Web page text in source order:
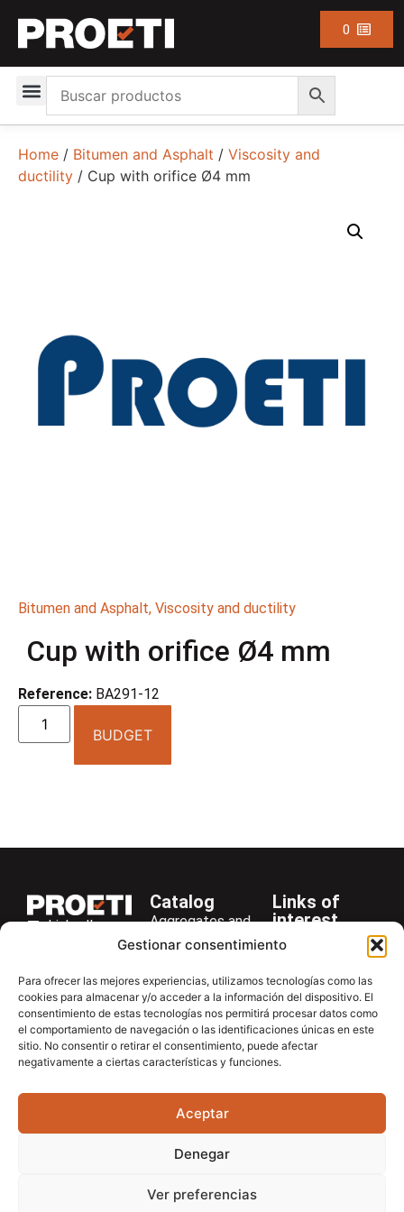
Gestionar consentimiento
Para ofrecer las mejores experiencias, utilizamos tecnologías como las
cookies para almacenar y/o acceder a la información del dispositivo. El
consentimiento de estas tecnologías nos permitirá procesar datos como
el comportamiento de navegación o las identificaciones únicas en este
sitio. No consentir o retirar el consentimiento, puede afectar
negativamente a ciertas características y funciones.
Aceptar
Denegar
Ver preferencias
0
Home / Bitumen and Asphalt / Viscosity and
ductility / Cup with orifice Ø4 mm
Bitumen and Asphalt, Viscosity and ductility
Cup with orifice Ø4 mm
Reference: BA291-12
BUDGET
LinkedIn
+34 916 28
29 40
proetisa@proetisa.com
Ctra de
Algete, Av
M-106, Km
Algete,
Catalog
Aggregates and
Rocks
Asphalt
Cements
Concrete
Soils
Soilmatic
Steels
Equipment
Links of
interest
Company
News
Newsletter
Download
Contac